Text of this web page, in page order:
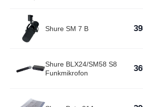
Shure SM 7 B
Shure BLX24/SM58 S8
Funkmikrofon